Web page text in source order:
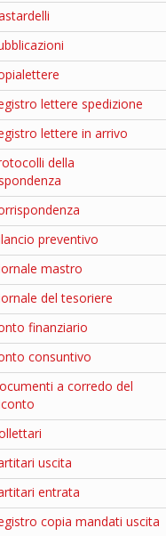
lettere spedizione
lettere in arrivo
della
preventivo
mastro
del tesoriere
finanziario
consuntivo
a corredo del
uscita
entrata
copia mandati uscita